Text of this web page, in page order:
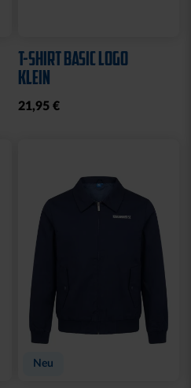
T-SHIRT BASIC LOGO
KLEIN
21,95 €
Neu